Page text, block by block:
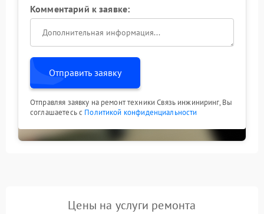
Комментарий к заявке:
Отправить заявку
Отправляя заявку на ремонт техники Связь инжиниринг, Вы
соглашаетесь с Политикой конфиденциальности
Цены на услуги ремонта